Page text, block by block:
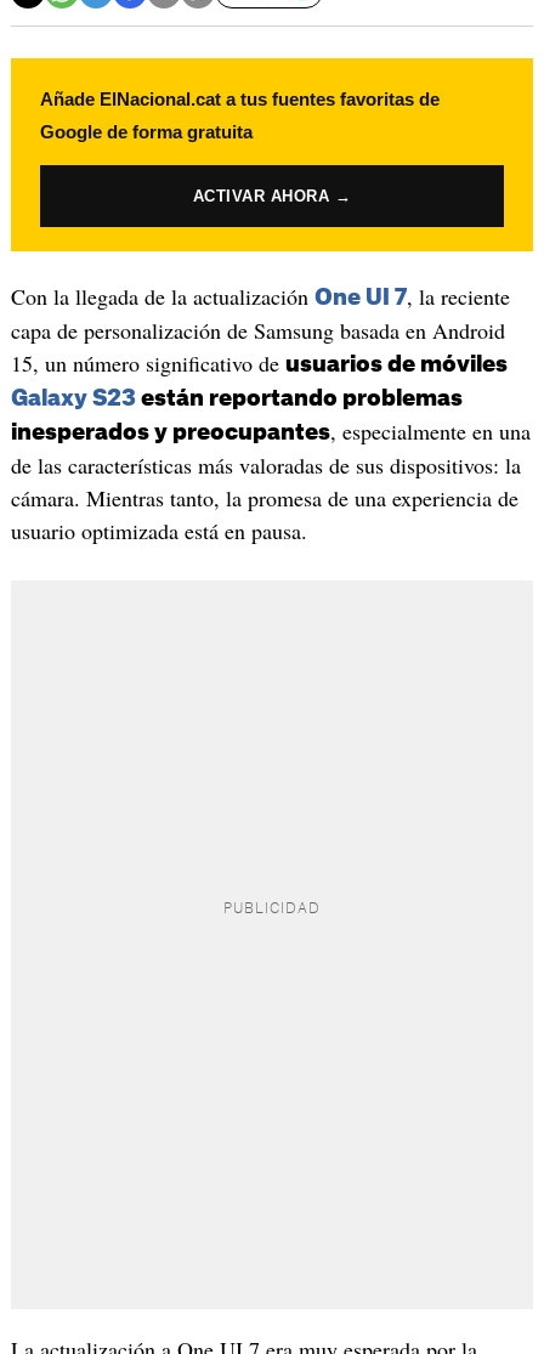
Añade ElNacional.cat a tus fuentes favoritas de
Google de forma gratuita
ACTIVAR AHORA →
Con la llegada de la actualización One UI 7, la reciente
capa de personalización de Samsung basada en Android
15, un número significativo de usuarios de móviles
Galaxy S23están reportando problemas
inesperados y preocupantes, especialmente en una
de las características más valoradas de sus dispositivos: la
cámara. Mientras tanto, la promesa de una experiencia de
usuario optimizada está en pausa.